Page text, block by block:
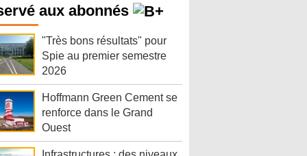
aux abonnés
"Très bons résultats" pour
Spie au premier semestre
2026
Hoffmann Green Cement se
renforce dans le Grand
Ouest